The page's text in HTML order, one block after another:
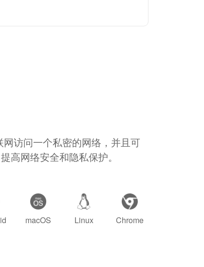
访问一个私密的网络，并且可
高网络安全和隐私保护。
macOS Linux Chrome